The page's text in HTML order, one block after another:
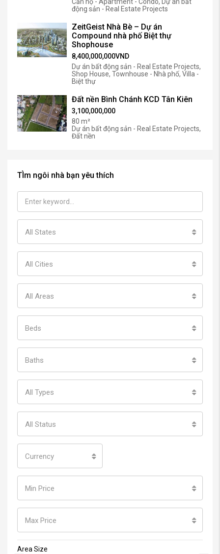
động sản - Real Estate Projects
ZeitGeist Nhà Bè – Dự án
Compound nhà phố Biệt thự
Shophouse
8,400,000,000VND
Dự án bất động sản - Real Estate Projects,
Shop House, Townhouse - Nhà phố, Villa -
Biệt thự
Đất nền Bình Chánh KCD Tân Kiên
3,100,000,000
80 m²
Dự án bất động sản - Real Estate Projects,
Đất nền
TÌm ngôi nhà bạn yêu thích
All States
All Cities
All Areas
Beds
Baths
All Types
All Status
Currency
Min Price
Max Price
Area Size